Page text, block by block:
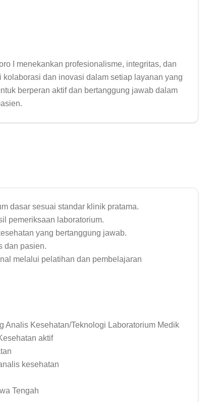
I menekankan profesionalisme, integritas, dan
dan inovasi dalam setiap layanan yang
berperan aktif dan bertanggung jawab dalam
dasar sesuai standar klinik pratama.
pemeriksaan laboratorium.
yang bertanggung jawab.
dan pasien.
melalui pelatihan dan pembelajaran
Analis Kesehatan/Teknologi Laboratorium Medik
aktif
kesehatan